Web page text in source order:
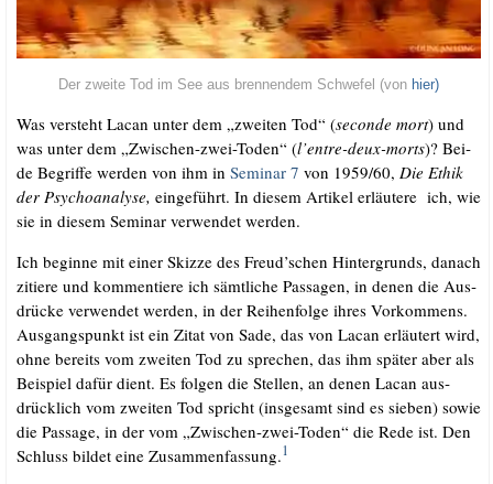
Der zwei­te Tod im See aus bren­nen­dem Schwe­fel (von hier)
Was ver­steht Lacan unter dem „zwei­ten Tod“ (secon­de mort) und
was unter dem „Zwi­schen-zwei-Toden“ (l’entre-deux-morts)? Bei­
de Begrif­fe wer­den von ihm in Semi­nar 7 von 1959/​60, Die Ethik
der Psy­cho­ana­ly­se, ein­ge­führt. In die­sem Arti­kel erläu­te­re ich, wie
sie in die­sem Semi­nar ver­wen­det werden.
Ich begin­ne mit einer Skiz­ze des Freud’schen Hin­ter­grunds, danach
zitie­re und kom­men­tie­re ich sämt­li­che Pas­sa­gen, in denen die Aus­
drü­cke ver­wen­det wer­den, in der Rei­hen­fol­ge ihres Vor­kom­mens.
Aus­gangs­punkt ist ein Zitat von Sade, das von Lacan erläu­tert wird,
ohne bereits vom zwei­ten Tod zu spre­chen, das ihm spä­ter aber als
Bei­spiel dafür dient. Es fol­gen die Stel­len, an denen Lacan aus­
drück­lich vom zwei­ten Tod spricht (ins­ge­samt sind es sie­ben) sowie
die Pas­sa­ge, in der vom „Zwi­schen-zwei-Toden“ die Rede ist. Den
Schluss bil­det eine Zusam­men­fas­sung.1